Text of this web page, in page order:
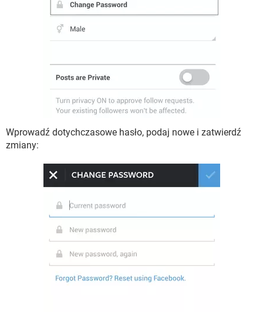
Wprowadź dotychczasowe hasło, podaj nowe i zatwierdź
zmiany: